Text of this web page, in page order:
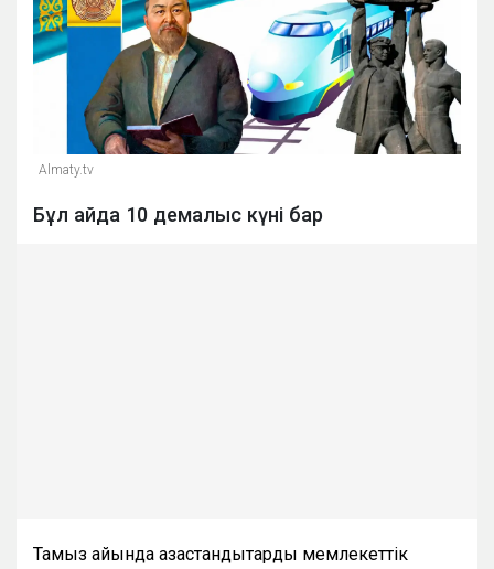
Almaty.tv
Бұл айда 10 демалыс күні бар
Тамыз айында қазақстандықтарды мемлекеттік